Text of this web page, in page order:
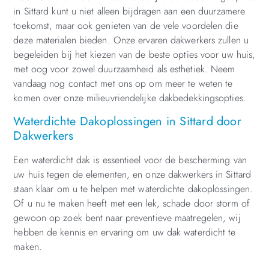
in Sittard kunt u niet alleen bijdragen aan een duurzamere
toekomst, maar ook genieten van de vele voordelen die
deze materialen bieden. Onze ervaren dakwerkers zullen u
begeleiden bij het kiezen van de beste opties voor uw huis,
met oog voor zowel duurzaamheid als esthetiek. Neem
vandaag nog contact met ons op om meer te weten te
komen over onze milieuvriendelijke dakbedekkingsopties.
Waterdichte Dakoplossingen in Sittard door
Dakwerkers
Een waterdicht dak is essentieel voor de bescherming van
uw huis tegen de elementen, en onze dakwerkers in Sittard
staan klaar om u te helpen met waterdichte dakoplossingen.
Of u nu te maken heeft met een lek, schade door storm of
gewoon op zoek bent naar preventieve maatregelen, wij
hebben de kennis en ervaring om uw dak waterdicht te
maken.